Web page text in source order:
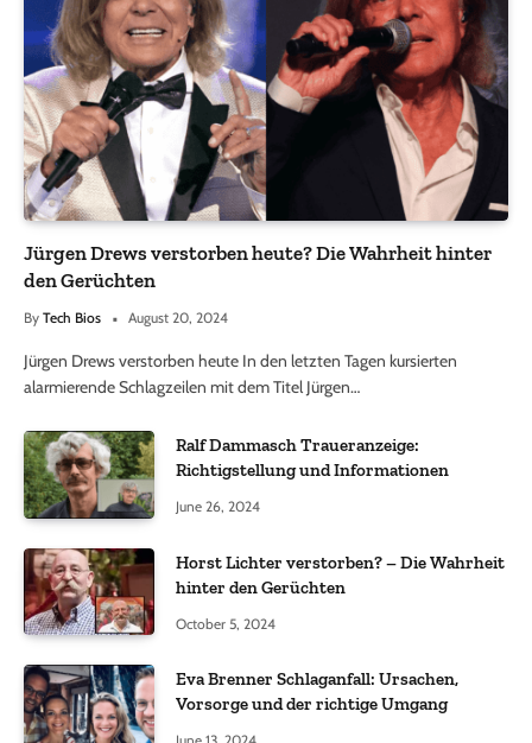
Jürgen Drews verstorben heute? Die Wahrheit hinter
den Gerüchten
By Tech Bios August 20, 2024
Jürgen Drews verstorben heute In den letzten Tagen kursierten
alarmierende Schlagzeilen mit dem Titel Jürgen…
Ralf Dammasch Traueranzeige:
Richtigstellung und Informationen
June 26, 2024
Horst Lichter verstorben? – Die Wahrheit
hinter den Gerüchten
October 5, 2024
Eva Brenner Schlaganfall: Ursachen,
Vorsorge und der richtige Umgang